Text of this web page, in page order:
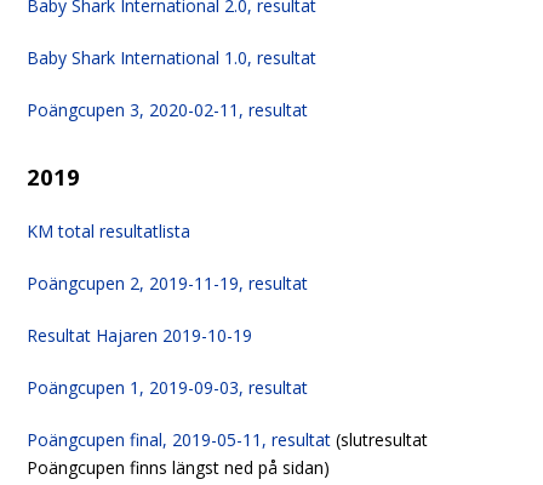
Baby Shark International 2.0, resultat
Baby Shark International 1.0, resultat
Poängcupen 3, 2020-02-11, resultat
2019
KM total resultatlista
Poängcupen 2, 2019-11-19, resultat
Resultat Hajaren 2019-10-19
Poängcupen 1, 2019-09-03, resultat
Poängcupen final, 2019-05-11, resultat(slutresultat
Poängcupen finns längst ned på sidan)